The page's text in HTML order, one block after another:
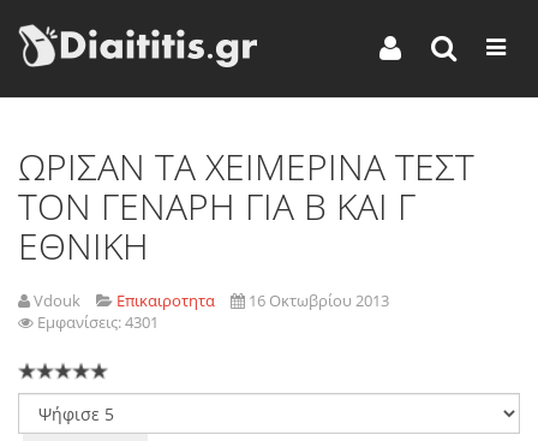
ΩΡΙΣΑΝ ΤΑ ΧΕΙΜΕΡΙΝΑ ΤΕΣΤ
ΤΟΝ ΓΕΝΑΡΗ ΓΙΑ Β ΚΑΙ Γ
ΕΘΝΙΚΗ
Vdouk Επικαιροτητα
16 Οκτωβρίου 2013
Εμφανίσεις: 4301
Παρακαλώ
αξιολογήστε